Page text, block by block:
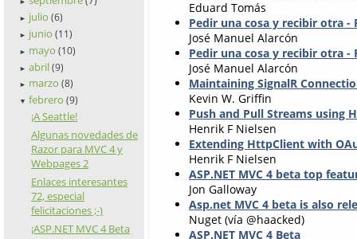
► julio (6)
► junio (11)
► mayo (10)
► abril (9)
► marzo (8)
▼ febrero (9)
¡A Seattle!
Algunas novedades de
Razor para MVC 4 y
Webpages 2
Enlaces interesantes
72, especial
felicitaciones ;-)
¡ASP.NET MVC 4 Beta
Eduard Tomás
Pedir una cosa y recibir otra
José Manuel Alarcón
Pedir una cosa y recibir otra -
José Manuel Alarcón
Maintaining SignalR
Kevin W. Griffin
Push and Pull Streams using
Henrik F Nielsen
Extending HttpClient with
Henrik F Nielsen
ASP.NET MVC 4 beta top
Jon Galloway
Asp.net MVC 4 beta is also
Nuget (vía @haacked)
ASP.NET MVC 4 Beta